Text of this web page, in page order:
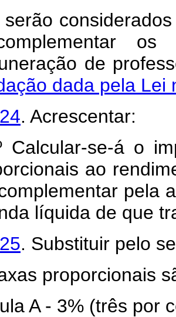
serão
de
dada pela Lei
. Acrescentar:
Calcular-se-á o
ao
pela
líquida de que
. Substituir pelo
proporcionais
A - 3% (três por